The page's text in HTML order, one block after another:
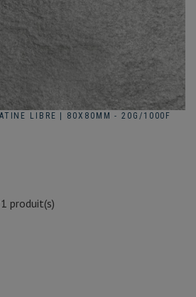
LIBRE | 80X80MM - 20G/1000F
produit(s)